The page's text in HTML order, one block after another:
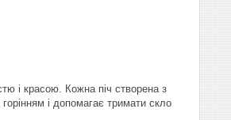
і красою. Кожна піч створена з
і допомагає тримати скло